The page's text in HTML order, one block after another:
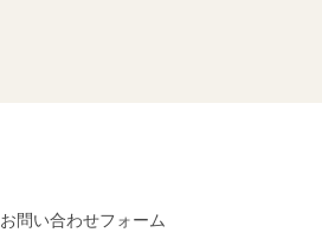
お問い合わせフォーム